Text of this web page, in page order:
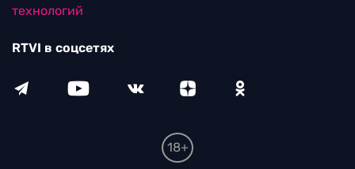
технологий
RTVI в соцсетях
18+